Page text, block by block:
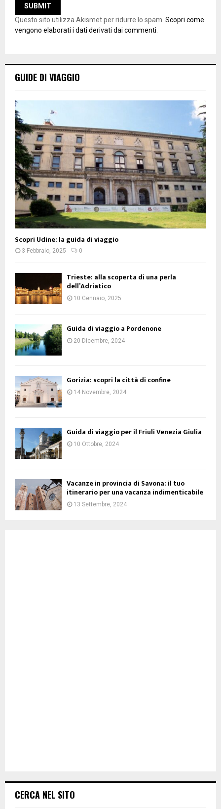
Questo sito utilizza Akismet per ridurre lo spam. Scopri come
vengono elaborati i dati derivati dai commenti
GUIDE DI VIAGGIO
Scopri Udine: la guida di viaggio
3 Febbraio, 2025 0
Trieste: alla scoperta di una perla
dell’Adriatico
10 Gennaio, 2025
Guida di viaggio a Pordenone
20 Dicembre, 2024
Gorizia: scopri la città di confine
14 Novembre, 2024
Guida di viaggio per il Friuli Venezia Giulia
10 Ottobre, 2024
Vacanze in provincia di Savona: il tuo
itinerario per una vacanza indimenticabile
13 Settembre, 2024
CERCA NEL SITO